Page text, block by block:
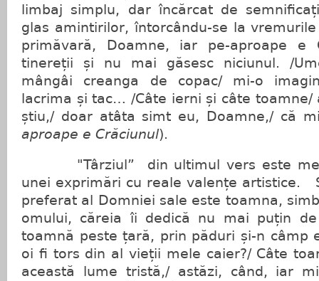
limbaj simplu, dar încărcat de
glas amintirilor, întorcându-se la
primăvară, Doamne, iar pe-aproape e
tinereții și nu mai găsesc niciunul. /
mângâi creanga de copac/ mi-o
lacrima și tac… /Câte ierni și câte
știu,/ doar atâta simt eu, Doamne,/ că
aproape e Crăciunul).
"Târziul” din ultimul vers este
unei exprimări cu reale valențe artistice.
preferat al Domniei sale este toamna,
omului, căreia îi dedică nu mai puțin de
toamnă peste țară, prin păduri și-n câmp
oi fi tors din al vieții mele caier?/ Câte
această lume tristă,/ astăzi, când, iar